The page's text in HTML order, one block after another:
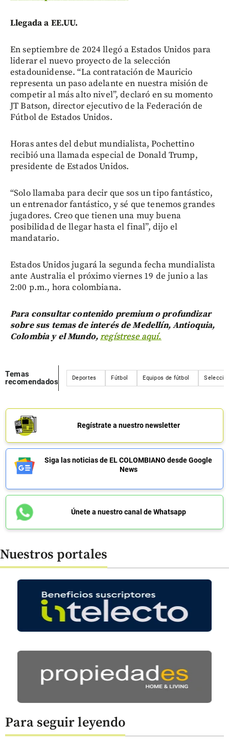
Llegada a EE.UU.
En septiembre de 2024 llegó a Estados Unidos para
liderar el nuevo proyecto de la selección
estadounidense. “La contratación de Mauricio
representa un paso adelante en nuestra misión de
competir al más alto nivel”, declaró en su momento
JT Batson, director ejecutivo de la Federación de
Fútbol de Estados Unidos.
Horas antes del debut mundialista, Pochettino
recibió una llamada especial de Donald Trump,
presidente de Estados Unidos.
“Solo llamaba para decir que sos un tipo fantástico,
un entrenador fantástico, y sé que tenemos grandes
jugadores. Creo que tienen una muy buena
posibilidad de llegar hasta el final”, dijo el
mandatario.
Estados Unidos jugará la segunda fecha mundialista
ante Australia el próximo viernes 19 de junio a las
2:00 p.m., hora colombiana.
Para consultar contenido premium o profundizar
sobre sus temas de interés de Medellín, Antioquia,
Colombia y el Mundo,regístrese aquí.
Temas
recomendados
Deportes Fútbol Equipos de fútbol
Regístrate a nuestro newsletter
Siga las noticias de EL COLOMBIANO desde Google
News
Únete a nuestro canal de Whatsapp
Nuestros portales
Para seguir leyendo